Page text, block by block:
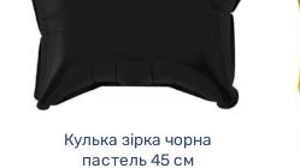
Кулька зірка чорна
пастель 45 см